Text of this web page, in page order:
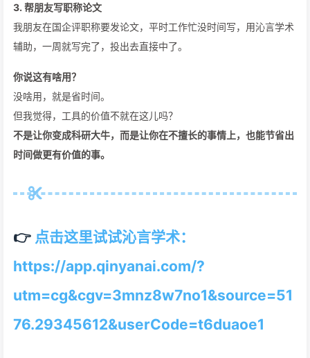
3. 帮朋友写职称论文
我朋友在国企评职称要发论文，平时工作忙没时间写，用沁言学术
辅助，一周就写完了，投出去直接中了。
你说这有啥用？
没啥用，就是省时间。
但我觉得，工具的价值不就在这儿吗？
不是让你变成科研大牛，而是让你在不擅长的事情上，也能节省出
时间做更有价值的事。
👉 点击这里试试沁言学术：
https://app.qinyanai.com/?
utm=cg&cgv=3mnz8w7no1&source=51
76.29345612&userCode=t6duaoe1